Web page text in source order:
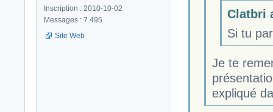
Inscription : 2010-10-02
Messages : 7 495
Site Web
Clatbri
Si tu
Je te
expliqué